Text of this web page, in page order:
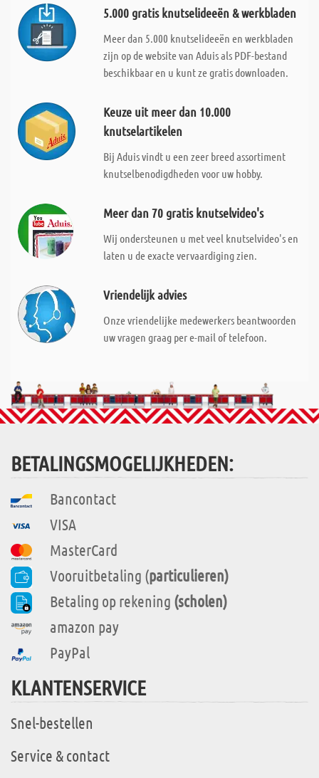
5.000 gratis knutselideeën & werkbladen
Meer dan 5.000 knutselideeën en werkbladen
zijn op de website van Aduis als PDF-bestand
beschikbaar en u kunt ze gratis downloaden.
Keuze uit meer dan 10.000
knutselartikelen
Bij Aduis vindt u een zeer breed assortiment
knutselbenodigdheden voor uw hobby.
Meer dan 70 gratis knutselvideo's
Wij ondersteunen u met veel knutselvideo's en
laten u de exacte vervaardiging zien.
Vriendelijk advies
Onze vriendelijke medewerkers beantwoorden
uw vragen graag per e-mail of telefoon.
BETALINGSMOGELIJKHEDEN:
Bancontact
VISA
MasterCard
Vooruitbetaling (particulieren)
Betaling op rekening (scholen)
amazon pay
PayPal
KLANTENSERVICE
Snel-bestellen
Service & contact